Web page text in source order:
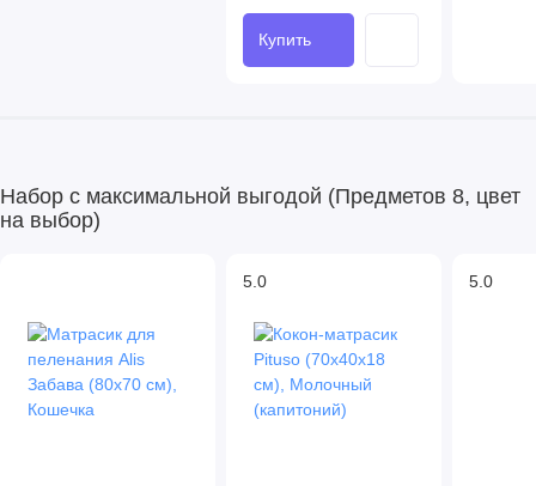
Купить
Набор с максимальной выгодой (Предметов 8, цвет
на выбор)
5.0 5.0